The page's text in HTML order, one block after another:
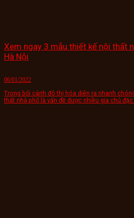
Xem ngay 3 mẫu thiết kế nội thất
Hà Nội
06/01/2022
Trong bối cảnh đô thị hóa diễn ra nhanh
thất nhà phố là vấn đề được nhiều gia chủ